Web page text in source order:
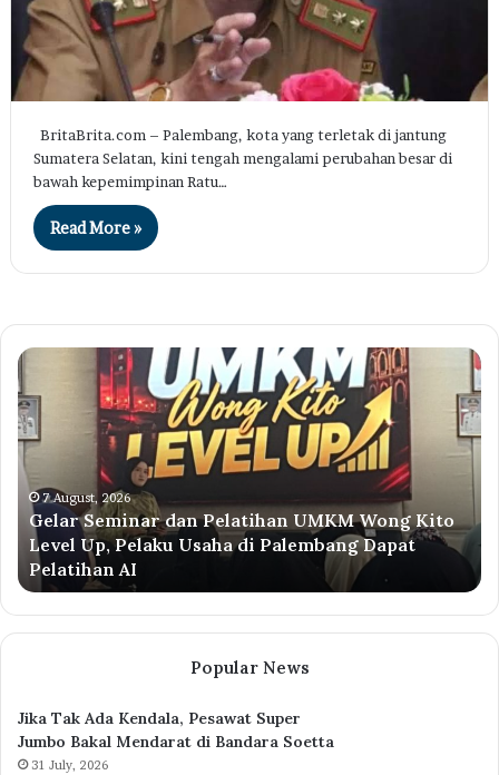
BritaBrita.com – Palembang, kota yang terletak di jantung
Sumatera Selatan, kini tengah mengalami perubahan besar di
bawah kepemimpinan Ratu…
Read More »
Gelar
Seminar
dan
Pelatihan
UMKM
Wong
Kito
Level
Up,
Pelaku
Usaha
di
Palembang
7 August, 2026
Gelar Seminar dan Pelatihan UMKM Wong Kito
Level Up, Pelaku Usaha di Palembang Dapat
Pelatihan AI
di
Popular News
Jika Tak Ada Kendala, Pesawat Super
Jumbo Bakal Mendarat di Bandara Soetta
31 July, 2026